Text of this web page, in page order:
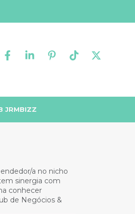
JRMBIZZ
a no nicho
sinergia com
conhecer
de Negócios &